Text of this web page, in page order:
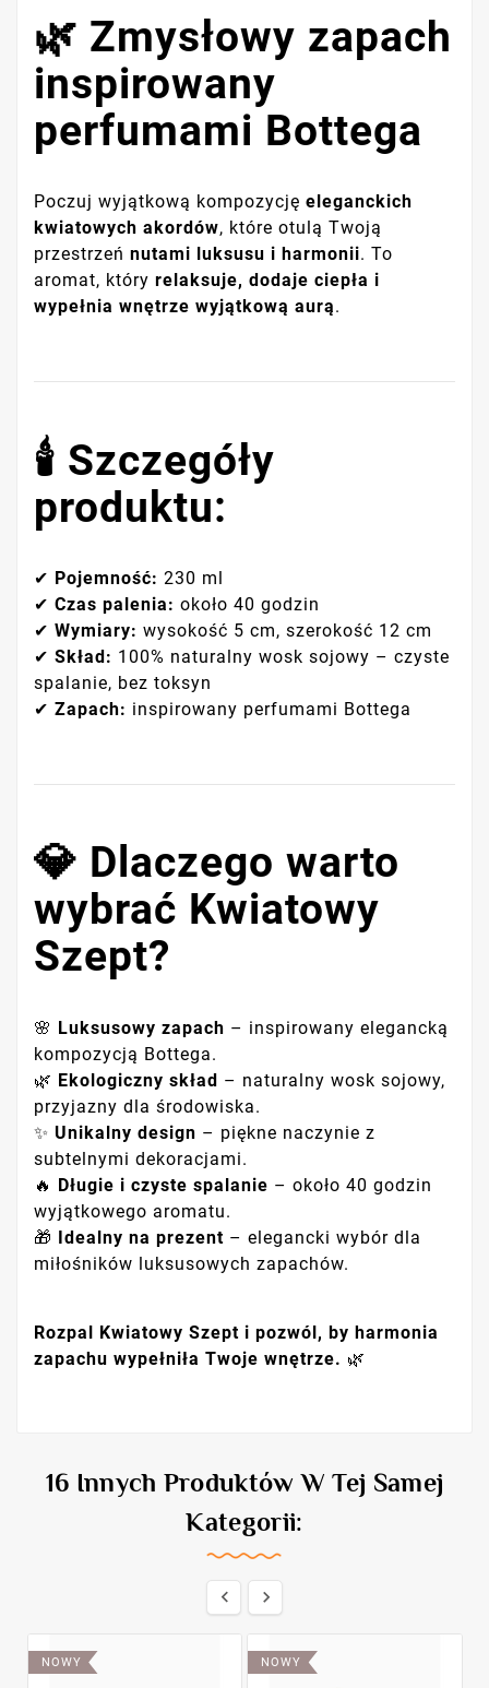
🌿 Zmysłowy zapach
inspirowany
perfumami Bottega
Poczuj wyjątkową kompozycję eleganckich
kwiatowych akordów, które otulą Twoją
przestrzeń nutami luksusu i harmonii. To
aromat, który relaksuje, dodaje ciepła i
wypełnia wnętrze wyjątkową aurą.
🕯️ Szczegóły
produktu:
✔ Pojemność: 230 ml
✔ Czas palenia: około 40 godzin
✔ Wymiary: wysokość 5 cm, szerokość 12 cm
✔ Skład: 100% naturalny wosk sojowy – czyste
spalanie, bez toksyn
✔ Zapach: inspirowany perfumami Bottega
💎 Dlaczego warto
wybrać Kwiatowy
Szept?
🌸 Luksusowy zapach – inspirowany elegancką
kompozycją Bottega.
🌿 Ekologiczny skład – naturalny wosk sojowy,
przyjazny dla środowiska.
✨ Unikalny design – piękne naczynie z
subtelnymi dekoracjami.
🔥 Długie i czyste spalanie – około 40 godzin
wyjątkowego aromatu.
🎁 Idealny na prezent – elegancki wybór dla
miłośników luksusowych zapachów.
Rozpal Kwiatowy Szept i pozwól, by harmonia
zapachu wypełniła Twoje wnętrze. 🌿
16 Innych Produktów W Tej Samej
Kategorii:
 
NOWY NOWY